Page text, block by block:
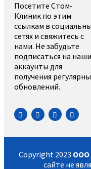
Посетите Стом-
Клиник по этим
ссылкам в
сетях и свяжитесь с
нами. Не забудьте
подписаться на наши
аккаунты для
получения
обновлений.
Copyright 2023 ООО
сайте не